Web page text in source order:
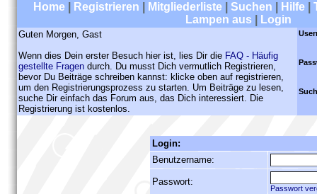
Home Registrieren Mitgliederliste Suchen Hilfe
Lampen aus
Login
Guten Morgen, Gast
Wenn dies Dein erster Besuch hier ist, lies Dir die FAQ - Häufig
gestellte Fragen durch. Du musst Dich vermutlich Registrieren,
bevor Du Beiträge schreiben kannst: klicke oben auf registrieren,
um den Registrierungsprozess zu starten. Um Beiträge zu lesen,
suche Dir einfach das Forum aus, das Dich interessiert. Die
Registrierung ist kostenlos.
Login:
Benutzername:
Passwort:
Passwort